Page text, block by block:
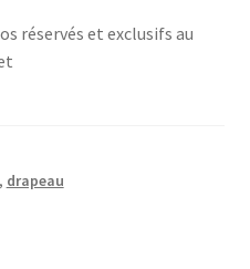
réservés et exclusifs au
, drapeau